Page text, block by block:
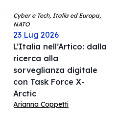
Cyber e Tech, Italia ed Europa,
NATO
23 Lug 2026
L’Italia nell’Artico: dalla
ricerca alla
sorveglianza digitale
con Task Force X-
Arctic
Arianna Coppetti